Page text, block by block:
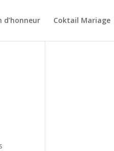
d’honneur Coktail Mariage